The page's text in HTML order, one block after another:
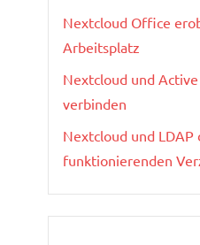
Nextcloud Office
Arbeitsplatz
Nextcloud und
verbinden
Nextcloud und LDAP
funktionierenden